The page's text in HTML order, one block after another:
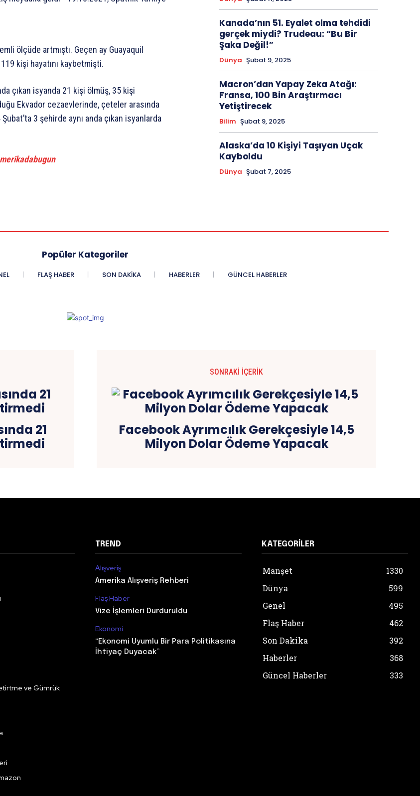
ölçüde artmıştı. Geçen ay Guayaquil
kişi hayatını kaybetmişti.
çıkan isyanda 21 kişi ölmüş, 35 kişi
Ekvador cezaevlerinde, çeteler arasında
3 şehirde aynı anda çıkan isyanlarda
Kanada’nın 51. Eyalet olma tehdidi
gerçek miydi? Trudeau: “Bu Bir
Şaka Değil!”
Dünya Şubat 9, 2025
Macron’dan Yapay Zeka Atağı:
Fransa, 100 Bin Araştırmacı
Yetiştirecek
Bilim Şubat 9, 2025
Alaska’da 10 Kişiyi Taşıyan Uçak
Kayboldu
Dünya Şubat 7, 2025
Popüler Kategoriler
FLAŞ HABER SON DAKIKA HABERLER GÜNCEL HABERLER
21
SONRAKI İÇERIK
Facebook Ayrımcılık Gerekçesiyle 14,5
Milyon Dolar Ödeme Yapacak
ve Gümrük
TREND
Alışveriş
Amerika Alışveriş Rehberi
Flaş Haber
Vize İşlemleri Durduruldu
Ekonomi
“Ekonomi Uyumlu Bir Para Politikasına
İhtiyaç Duyacak”
KATEGORILER
Manşet
1330
Dünya
599
Genel
495
Flaş Haber
462
Son Dakika
392
Haberler
368
Güncel Haberler
333